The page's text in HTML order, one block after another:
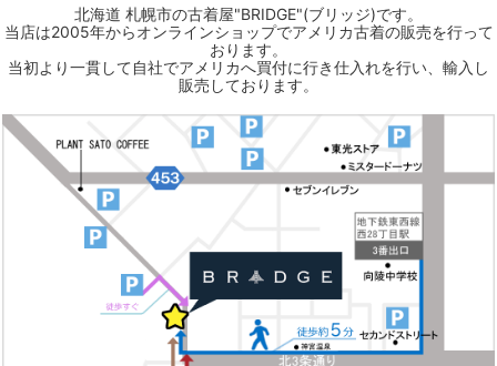
北海道 札幌市の古着屋"BRIDGE"(ブリッジ)です。
当店は2005年からオンラインショップでアメリカ古着の販売を行って
おります。
当初より一貫して自社でアメリカへ買付に行き仕入れを行い、輸入し
販売しております。